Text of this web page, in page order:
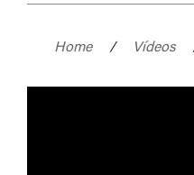
Home / Vídeos